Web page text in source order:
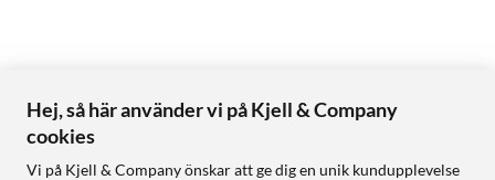
Hej, så här använder vi på Kjell & Company
cookies
Vi på Kjell & Company önskar att ge dig en unik kundupplevelse